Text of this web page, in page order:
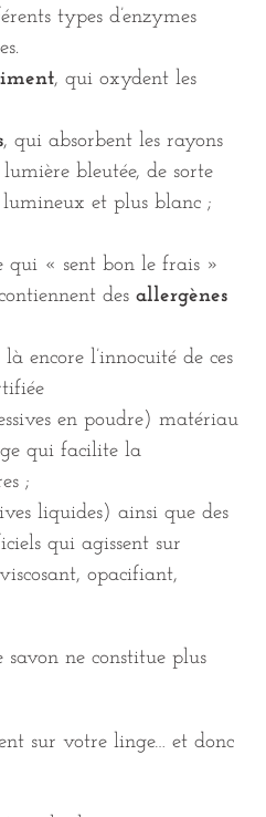
types d’enzymes
, qui oxydent les
, qui absorbent les rayons
bleutée, de sorte
lumineux et plus blanc ;
qui « sent bon le frais »
des allergènes
là encore l’innocuité de ces
en poudre) matériau
qui facilite la
;
liquides) ainsi que des
qui agissent sur
opacifiant,
ne constitue plus
sur votre linge… et donc